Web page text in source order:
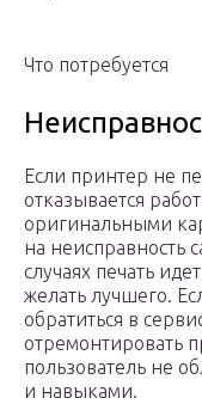
Что потребуется
Если принтер не
отказывается
оригинальными
на неисправность
случаях печать
желать лучшего.
обратиться в
отремонтировать
пользователь не
и навыками.